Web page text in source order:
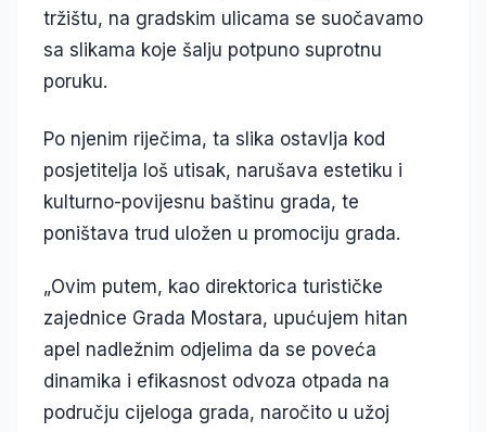
tržištu, na gradskim ulicama se suočavamo
sa slikama koje šalju potpuno suprotnu
poruku.
Po njenim riječima, ta slika ostavlja kod
posjetitelja loš utisak, narušava estetiku i
kulturno-povijesnu baštinu grada, te
poništava trud uložen u promociju grada.
„Ovim putem, kao direktorica turističke
zajednice Grada Mostara, upućujem hitan
apel nadležnim odjelima da se poveća
dinamika i efikasnost odvoza otpada na
području cijeloga grada, naročito u užoj